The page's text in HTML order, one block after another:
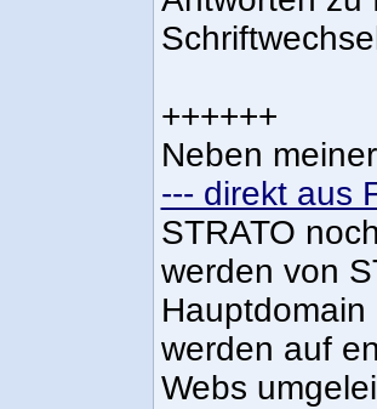
++++++
Neben
--- direkt aus
STRATO
werden von
werden auf
Webs